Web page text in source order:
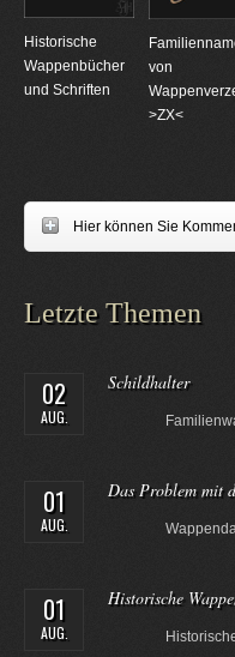
Historische
Wappenbücher
und Schriften
von
>ZX<
Hier können Sie
Letzte Themen
02
AUG.
Schildhalter
01
AUG.
Das Problem mit
01
AUG.
Historische
Historische